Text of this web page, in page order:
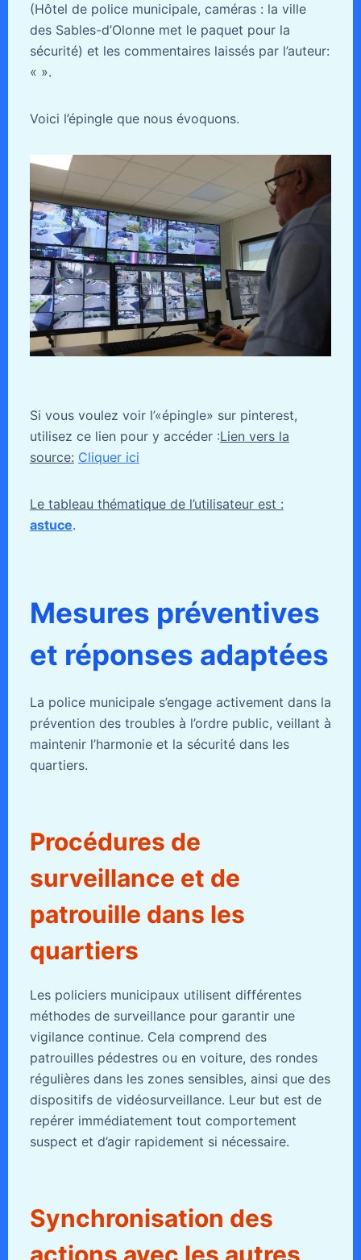
(Hôtel de police municipale, caméras : la ville
des Sables-d’Olonne met le paquet pour la
sécurité) et les commentaires laissés par l’auteur:
« ».
Voici l’épingle que nous évoquons.
Si vous voulez voir l’«épingle» sur pinterest,
utilisez ce lien pour y accéder :Lien vers la
source: Cliquer ici
Le tableau thématique de l’utilisateur est :
astuce.
Mesures préventives
et réponses adaptées
La police municipale s’engage activement dans la
prévention des troubles à l’ordre public, veillant à
maintenir l’harmonie et la sécurité dans les
quartiers.
Procédures de
surveillance et de
patrouille dans les
quartiers
Les policiers municipaux utilisent différentes
méthodes de surveillance pour garantir une
vigilance continue. Cela comprend des
patrouilles pédestres ou en voiture, des rondes
régulières dans les zones sensibles, ainsi que des
dispositifs de vidéosurveillance. Leur but est de
repérer immédiatement tout comportement
suspect et d’agir rapidement si nécessaire.
Synchronisation des